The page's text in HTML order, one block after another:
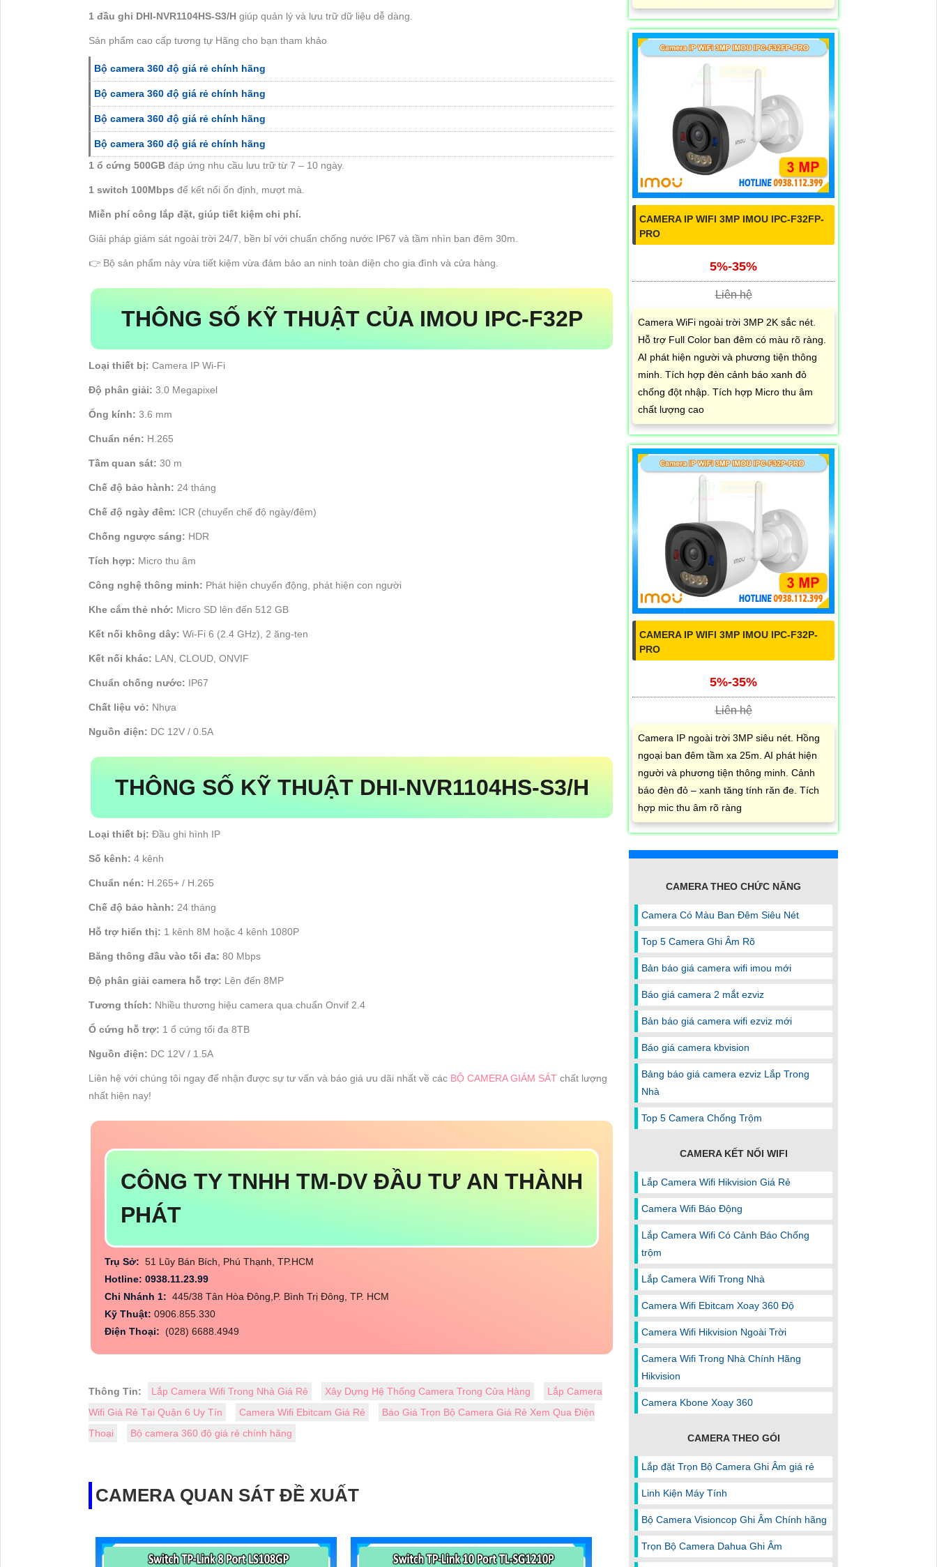
1 đầu ghi DHI-NVR1104HS-S3/H giúp quản lý và lưu trữ dữ liệu dễ dàng.
Sản phẩm cao cấp tương tự Hãng cho bạn tham khảo
Bộ camera 360 độ giá rẻ chính hãng
Bộ camera 360 độ giá rẻ chính hãng
Bộ camera 360 độ giá rẻ chính hãng
Bộ camera 360 độ giá rẻ chính hãng
1 ổ cứng 500GB đáp ứng nhu cầu lưu trữ từ 7 – 10 ngày.
1 switch 100Mbps để kết nối ổn định, mượt mà.
Miễn phí công lắp đặt, giúp tiết kiệm chi phí.
Giải pháp giám sát ngoài trời 24/7, bền bỉ với chuẩn chống nước IP67 và tầm nhìn ban đêm 30m.
👉 Bộ sản phẩm này vừa tiết kiệm vừa đảm bảo an ninh toàn diện cho gia đình và cửa hàng.
THÔNG SỐ KỸ THUẬT CỦA IMOU IPC-F32P
Loại thiết bị: Camera IP Wi-Fi
Độ phân giải: 3.0 Megapixel
Ống kính: 3.6 mm
Chuẩn nén: H.265
Tầm quan sát: 30 m
Chế độ bảo hành: 24 tháng
Chế độ ngày đêm: ICR (chuyển chế độ ngày/đêm)
Chống ngược sáng: HDR
Tích hợp: Micro thu âm
Công nghệ thông minh: Phát hiện chuyển động, phát hiện con người
Khe cắm thẻ nhớ: Micro SD lên đến 512 GB
Kết nối không dây: Wi-Fi 6 (2.4 GHz), 2 ăng-ten
Kết nối khác: LAN, CLOUD, ONVIF
Chuẩn chống nước: IP67
Chất liệu vỏ: Nhựa
Nguồn điện: DC 12V / 0.5A
THÔNG SỐ KỸ THUẬT DHI-NVR1104HS-S3/H
Loại thiết bị: Đầu ghi hình IP
Số kênh: 4 kênh
Chuẩn nén: H.265+ / H.265
Chế độ bảo hành: 24 tháng
Hỗ trợ hiển thị: 1 kênh 8M hoặc 4 kênh 1080P
Băng thông đầu vào tối đa: 80 Mbps
Độ phân giải camera hỗ trợ: Lên đến 8MP
Tương thích: Nhiều thương hiệu camera qua chuẩn Onvif 2.4
Ổ cứng hỗ trợ: 1 ổ cứng tối đa 8TB
Nguồn điện: DC 12V / 1.5A
Liên hệ với chúng tôi ngay để nhận được sự tư vấn và báo giá ưu dãi nhất về các BỘ CAMERA GIÁM SÁT chất lượng
nhất hiện nay!
CÔNG TY TNHH TM-DV ĐẦU TƯ AN THÀNH
PHÁT
Trụ Sở: 51 Lũy Bán Bích, Phú Thạnh, TP.HCM
Hotline: 0938.11.23.99
Chi Nhánh 1: 445/38 Tân Hòa Đông,P. Bình Trị Đông, TP. HCM
Kỹ Thuật: 0906.855.330
Điện Thoại: (028) 6688.4949
Thông Tin: Lắp Camera Wifi Trong Nhà Giá Rẻ Xây Dựng Hệ Thống Camera Trong Cửa Hàng
Lắp Camera
Wifi Giá Rẻ Tại Quận 6 Uy Tín
Camera Wifi Ebitcam Giá Rẻ
Báo Giá Trọn Bộ Camera Giá Rẻ Xem Qua Điện
Thoại
Bộ camera 360 độ giá rẻ chính hãng
CAMERA QUAN SÁT ĐỀ XUẤT
CAMERA IP WIFI 3MP IMOU IPC-F32FP-
PRO
5%-35%
Liên hệ
Camera WiFi ngoài trời 3MP 2K sắc nét.
Hỗ trợ Full Color ban đêm có màu rõ ràng.
AI phát hiện người và phương tiện thông
minh. Tích hợp đèn cảnh báo xanh đỏ
chống đột nhập. Tích hợp Micro thu âm
chất lượng cao
CAMERA IP WIFI 3MP IMOU IPC-F32P-
PRO
5%-35%
Liên hệ
Camera IP ngoài trời 3MP siêu nét. Hồng
ngoại ban đêm tầm xa 25m. AI phát hiện
người và phương tiện thông minh. Cảnh
báo đèn đỏ – xanh tăng tính răn đe. Tích
hợp mic thu âm rõ ràng
CAMERA THEO CHỨC NĂNG
Camera Có Màu Ban Đêm Siêu Nét
Top 5 Camera Ghi Âm Rõ
Bản báo giá camera wifi imou mới
Báo giá camera 2 mắt ezviz
Bản báo giá camera wifi ezviz mới
Báo giá camera kbvision
Bảng báo giá camera ezviz Lắp Trong
Nhà
Top 5 Camera Chống Trộm
CAMERA KẾT NỐI WIFI
Lắp Camera Wifi Hikvision Giá Rẻ
Camera Wifi Báo Động
Lắp Camera Wifi Có Cảnh Báo Chống
trộm
Lắp Camera Wifi Trong Nhà
Camera Wifi Ebitcam Xoay 360 Độ
Camera Wifi Hikvision Ngoài Trời
Camera Wifi Trong Nhà Chính Hãng
Hikvision
Camera Kbone Xoay 360
CAMERA THEO GÓI
Lắp đặt Trọn Bộ Camera Ghi Âm giá rẻ
Linh Kiện Máy Tính
Bộ Camera Visioncop Ghi Âm Chính hãng
Trọn Bộ Camera Dahua Ghi Âm